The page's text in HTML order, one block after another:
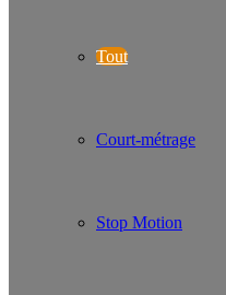
Tout
Court-métrage
Stop Motion